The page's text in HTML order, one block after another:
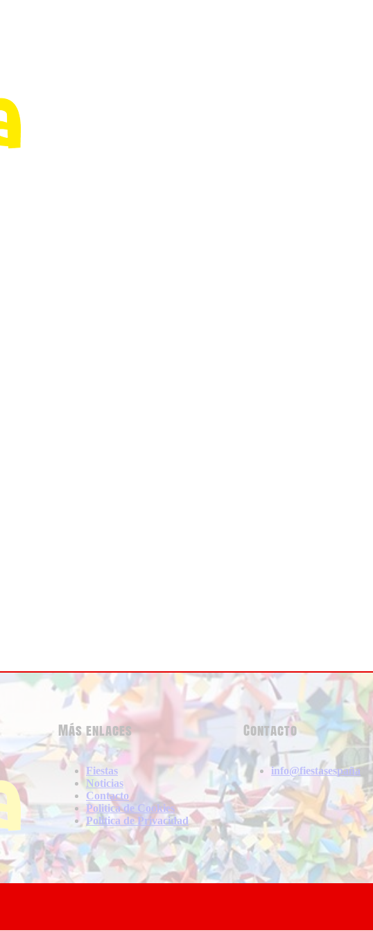
Más enlaces
Fiestas
Noticias
Contacto
Politica de Cookies
Politica de Privacidad
Contacto
info@fiestasespaña